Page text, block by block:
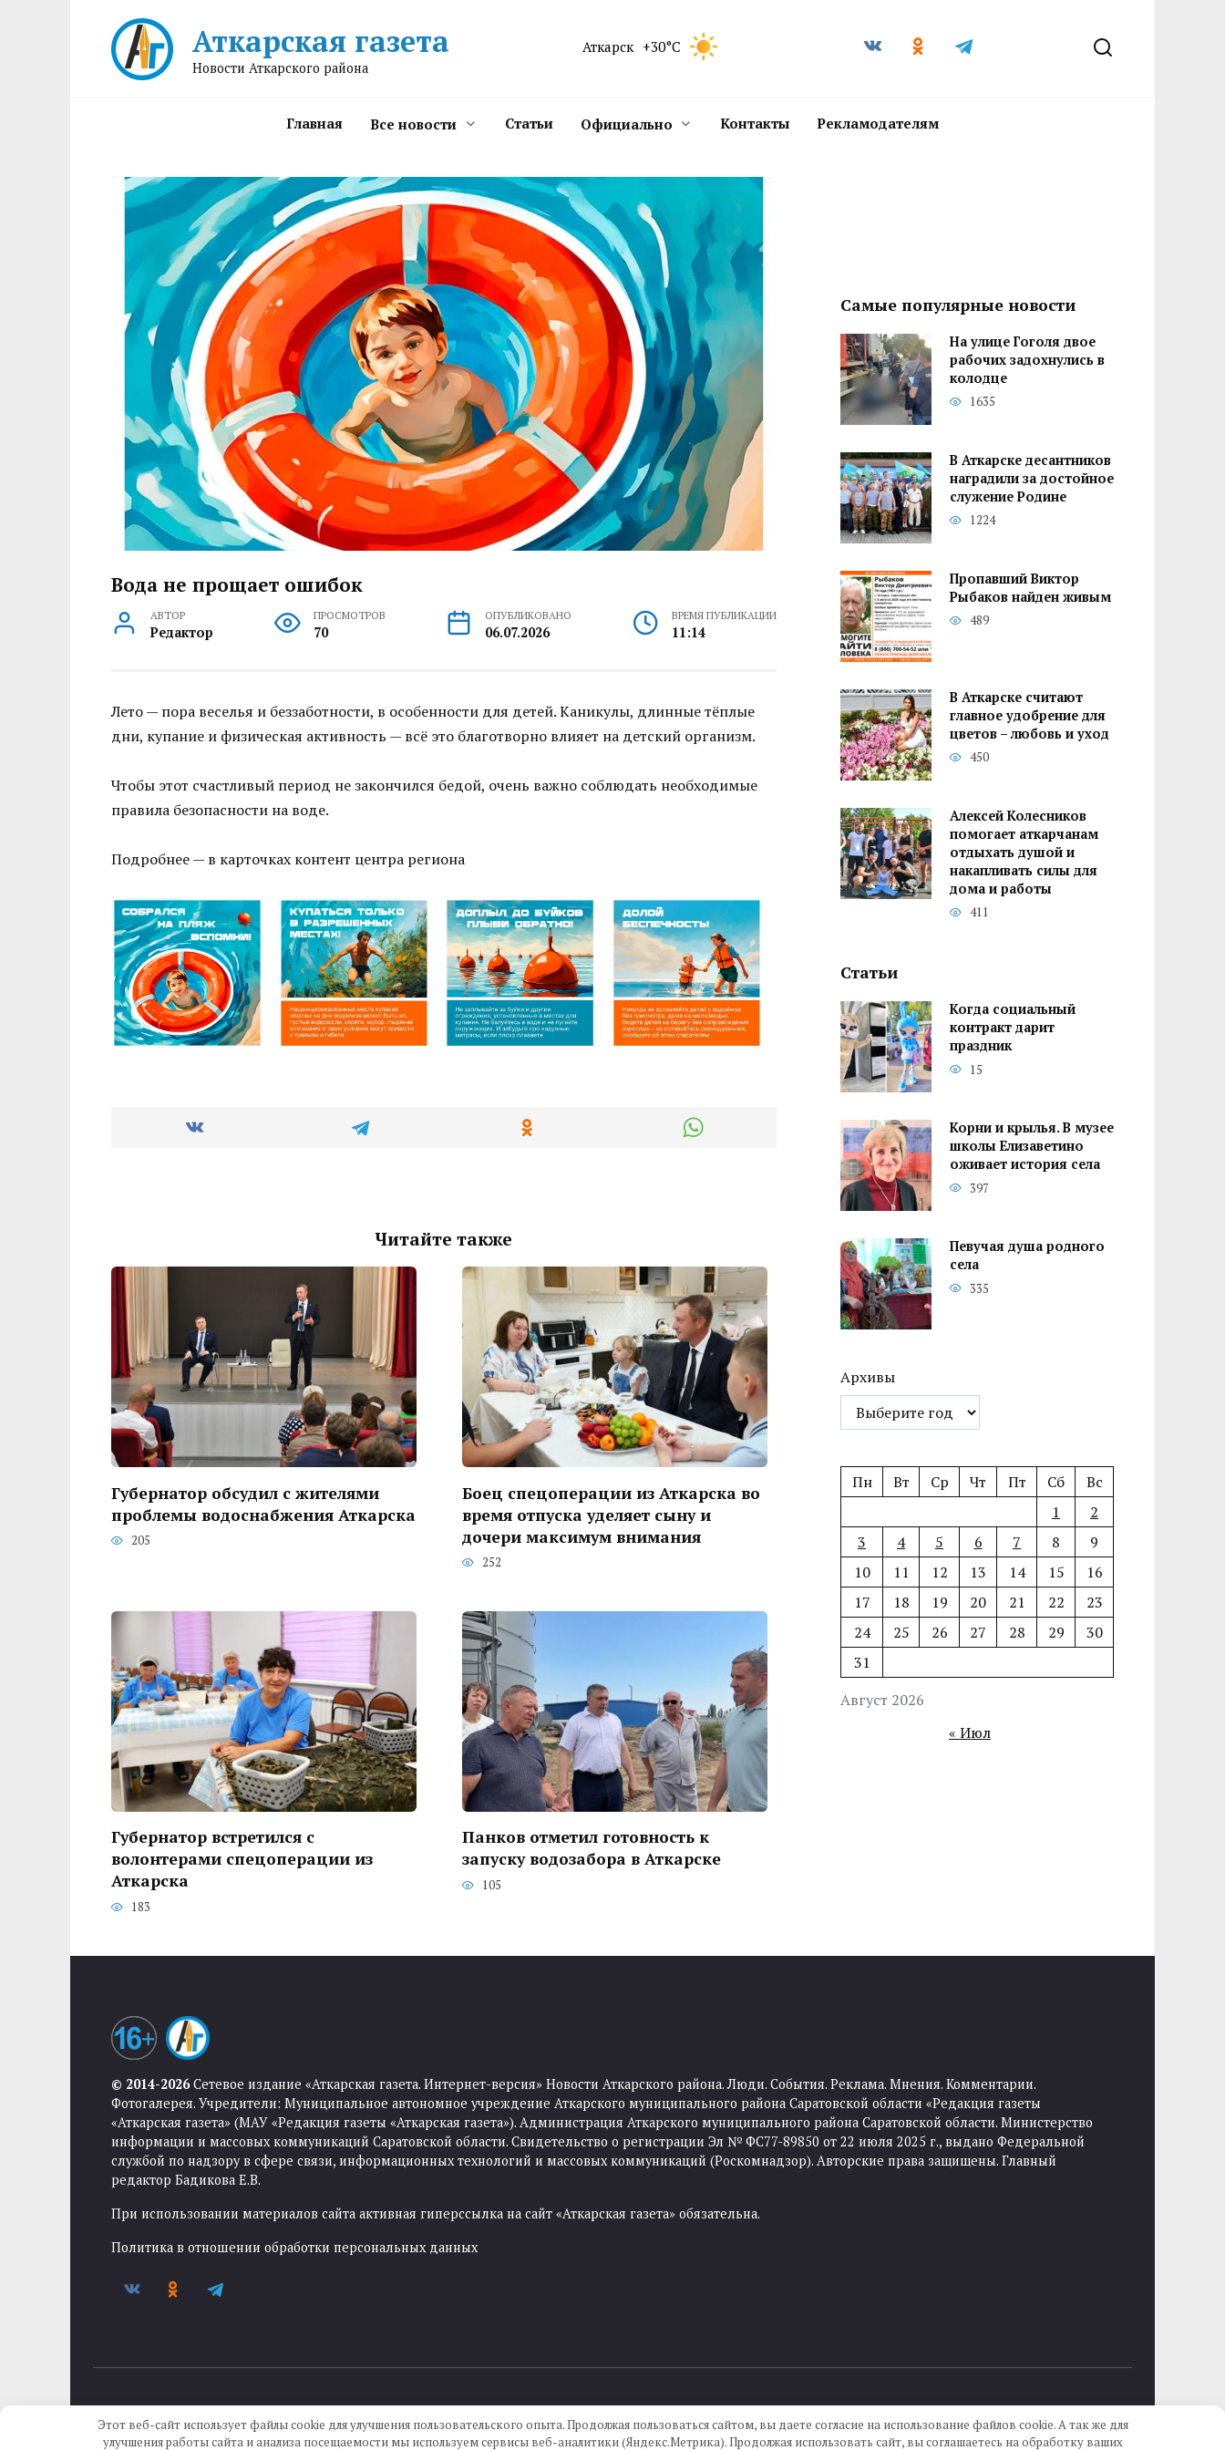
Аткарская газета
Новости Аткарского района
Аткарск +30°C
Главная Все новости Статьи Официально Контакты Рекламодателям
Вода не прощает ошибок
АВТОР
Редактор
ПРОСМОТРОВ
70
ОПУБЛИКОВАНО
06.07.2026
ВРЕМЯ ПУБЛИКАЦИИ
11:14
Лето — пора веселья и беззаботности, в особенности для детей. Каникулы, длинные тёплые
дни, купание и физическая активность — всё это благотворно влияет на детский организм.
Чтобы этот счастливый период не закончился бедой, очень важно соблюдать необходимые
правила безопасности на воде.
Подробнее — в карточках контент центра региона
Читайте также
Губернатор обсудил с жителями
проблемы водоснабжения Аткарска
205
Боец спецоперации из Аткарска во
время отпуска уделяет сыну и
дочери максимум внимания
252
Губернатор встретился с
волонтерами спецоперации из
Аткарска
183
Панков отметил готовность к
запуску водозабора в Аткарске
105
Самые популярные новости
На улице Гоголя двое
рабочих задохнулись в
колодце
1635
В Аткарске десантников
наградили за достойное
служение Родине
1224
Пропавший Виктор
Рыбаков найден живым
489
В Аткарске считают
главное удобрение для
цветов – любовь и уход
450
Алексей Колесников
помогает аткарчанам
отдыхать душой и
накапливать силы для
дома и работы
411
Статьи
Когда социальный
контракт дарит
праздник
15
Корни и крылья. В музее
школы Елизаветино
оживает история села
397
Певучая душа родного
села
335
Архивы
Август 2026
Пн Вт Ср Чт Пт Сб
Вс
1
2
3
4 5 6 7 8
9
10
11 12 13 14 15
16
17
18 19 20 21 22
23
24
25 26 27 28 29
30
31
« Июл
© 2014-2026Сетевое издание «Аткарская газета. Интернет-версия» Новости Аткарского района. Люди. События. Реклама. Мнения. Комментарии.
Фотогалерея. Учредители: Муниципальное автономное учреждение Аткарского муниципального района Саратовской области «Редакция газеты
«Аткарская газета» (МАУ «Редакция газеты «Аткарская газета»). Администрация Аткарского муниципального района Саратовской области. Министерство
информации и массовых коммуникаций Саратовской области. Свидетельство о регистрации Эл № ФС77-89850 от 22 июля 2025 г., выдано Федеральной
службой по надзору в сфере связи, информационных технологий и массовых коммуникаций (Роскомнадзор). Авторские права защищены. Главный
редактор Бадикова Е.В.
При использовании материалов сайта активная гиперссылка на сайт «Аткарская газета» обязательна.
Политика в отношении обработки персональных данных
Создание сайта —IKWEB
Этот веб-сайт использует файлы cookie для улучшения пользовательского опыта. Продолжая пользоваться сайтом, вы даете согласие на использование файлов cookie. А так же для
улучшения работы сайта и анализа посещаемости мы используем сервисы веб-аналитики (Яндекс.Метрика). Продолжая использовать сайт, вы соглашаетесь на обработку ваших